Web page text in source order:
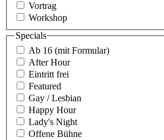
Vortrag
Workshop
Specials
Ab 16 (mit Formular)
After Hour
Eintritt frei
Featured
Gay / Lesbian
Happy Hour
Lady's Night
Offene Bühne